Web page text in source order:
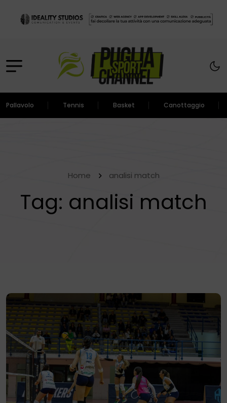
Pallavolo Tennis Basket Canottaggio
Home analisi match
Tag: analisi match